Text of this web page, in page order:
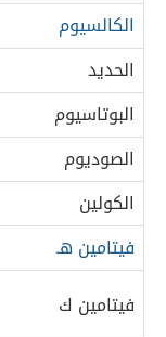
الكالسيوم
الحديد
البوتاسيوم
الصوديوم
الكولين
فيتامين هـ
فيتامين ك